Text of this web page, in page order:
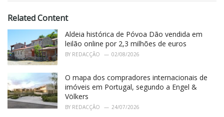
e
i
e
Related Content
Aldeia histórica de Póvoa Dão vendida em
leilão online por 2,3 milhões de euros
BY REDACÇÃO 02/08/2026
O mapa dos compradores internacionais de
imóveis em Portugal, segundo a Engel &
Völkers
BY REDACÇÃO 24/07/2026